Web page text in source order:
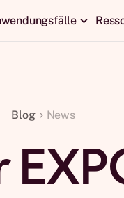
Blog News